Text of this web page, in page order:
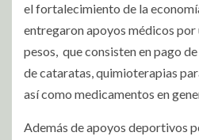
el fortalecimiento de la
entregaron apoyos médicos
pesos, que consisten en pago
de cataratas, quimioterapias
así como medicamentos en
Además de apoyos deportivos